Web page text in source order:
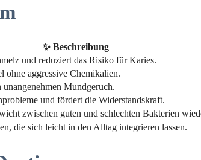
✨ Beschreibung
und reduziert das Risiko für Karies.
ohne aggressive Chemikalien.
Mundgeruch.
und fördert die Widerstandskraft.
zwischen guten und schlechten Bakterien
die sich leicht in den Alltag integrieren lassen.